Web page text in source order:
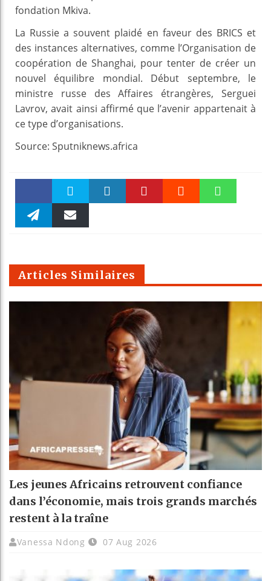
fondation Mkiva.
La Russie a souvent plaidé en faveur des BRICS et
des instances alternatives, comme l’Organisation de
coopération de Shanghai, pour tenter de créer un
nouvel équilibre mondial. Début septembre, le
ministre russe des Affaires étrangères, Serguei
Lavrov, avait ainsi affirmé que l’avenir appartenait à
ce type d’organisations.
Source: Sputniknews.africa
Faceboo Twitter
m
Articles Similaires
Les jeunes Africains retrouvent confiance
dans l’économie, mais trois grands marchés
restent à la traîne
Vanessa Ndong 07 Aug 2026